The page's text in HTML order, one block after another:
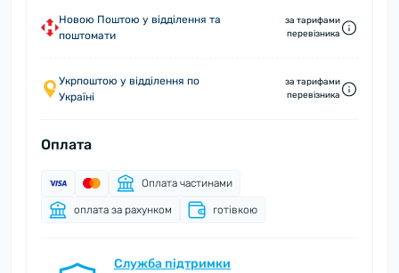
Новою Поштою у відділення та
поштомати
за тарифами
перевізника
Укрпоштою у відділення по
Україні
за тарифами
перевізника
Оплата
Оплата частинами
оплата за рахунком готівкою
Служба підтримки